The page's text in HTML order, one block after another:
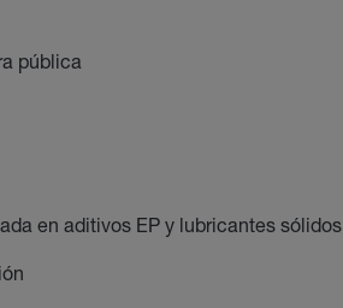
pública
en aditivos EP y lubricantes sólidos